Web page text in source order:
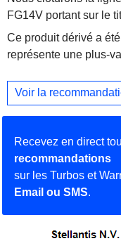
FG14V portant sur le
Ce produit dérivé a
représente une plus-
Voir la
Recevez en direct
recommandations
sur les Turbos et
Email ou SMS.